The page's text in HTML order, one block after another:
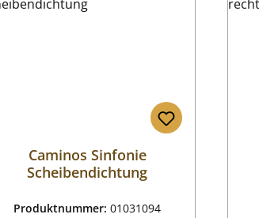
Caminos Sinfonie
Scheibendichtung
Produktnummer:01031094